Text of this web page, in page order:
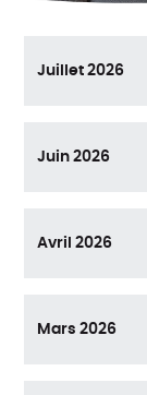
Juillet 2026
Juin 2026
Avril 2026
Mars 2026